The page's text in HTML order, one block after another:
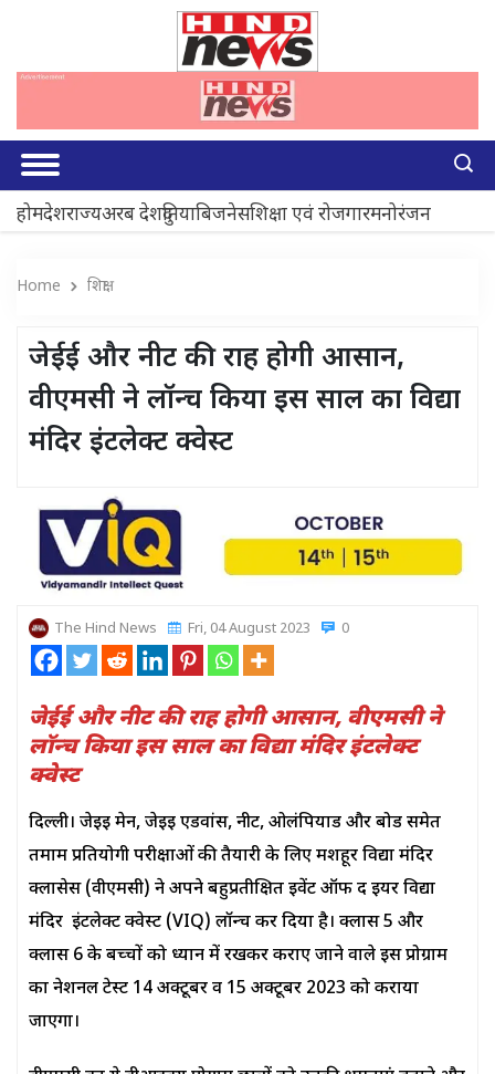
होमदेशराज्यअरब देशदुनियाबिजनेसशिक्षा एवं रोजगारमनोरंजन
Home शिक्षा
जेईई और नीट की राह होगी आसान,
वीएमसी ने लॉन्च किया इस साल का विद्या
मंदिर इंटलेक्ट क्वेस्ट
The Hind News Fri, 04 August 2023 0
जेईई और नीट की राह होगी आसान, वीएमसी ने
लॉन्च किया इस साल का विद्या मंदिर इंटलेक्ट
क्वेस्ट
दिल्ली। जेईई मेन, जेईई एडवांस, नीट, ओलंपियाड और बोर्ड समेत
तमाम प्रतियोगी परीक्षाओं की तैयारी के लिए मशहूर विद्या मंदिर
क्लासेस (वीएमसी) ने अपने बहुप्रतीक्षित इवेंट ऑफ द ईयर विद्या
मंदिर इंटलेक्ट क्वेस्ट (VIQ) लॉन्च कर दिया है। क्लास 5 और
क्लास 6 के बच्चों को ध्यान में रखकर कराए जाने वाले इस प्रोग्राम
का नेशनल टेस्ट 14 अक्टूबर व 15 अक्टूबर 2023 को कराया
जाएगा।